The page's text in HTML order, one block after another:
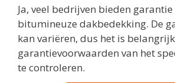
Ja, veel bedrijven bieden garantie
bitumineuze dakbedekking. De
kan variëren, dus het is
garantievoorwaarden van het
te controleren.